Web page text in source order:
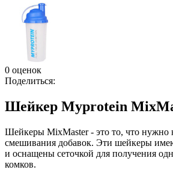
0 оценок
Поделиться:
Шейкер Myprotein
Шейкеры MixMaster - это то, что нужно
смешивания добавок. Эти шейкеры
и оснащены сеточкой для получения
комков.